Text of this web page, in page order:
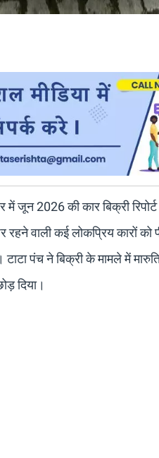
में जून 2026 की कार बिक्री
वाली कई लोकप्रिय कारों को
पंच ने बिक्री के मामले में
दिया।